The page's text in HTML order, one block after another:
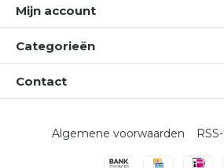
Mijn account
Categorieën
Contact
Algemene voorwaarden